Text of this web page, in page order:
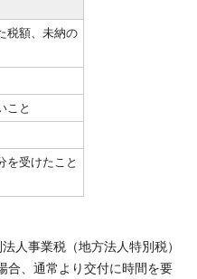
税額、未納の
こと
を受けたこと
人事業税（地方法人特別税）
合、通常より交付に時間を要